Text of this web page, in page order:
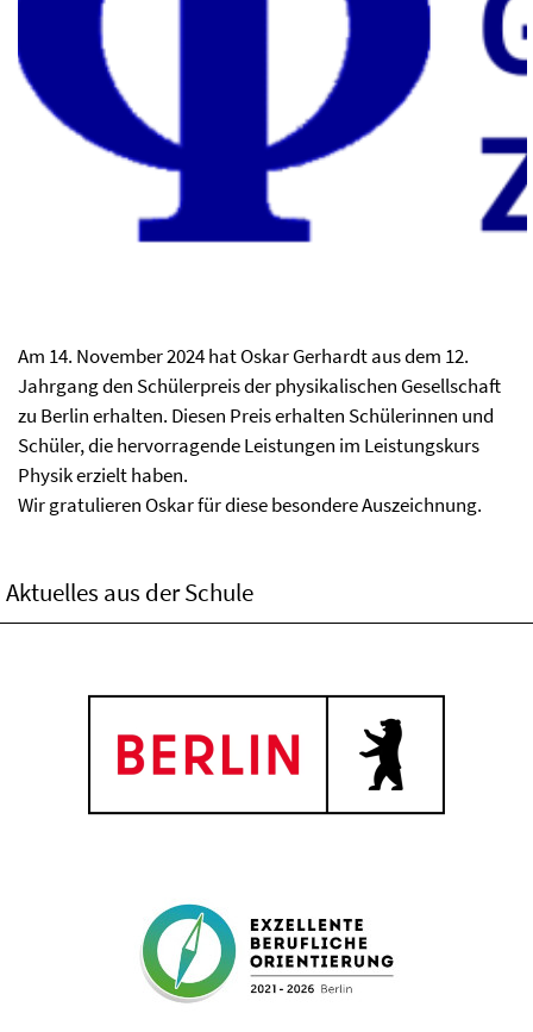
Am 14. November 2024 hat Oskar Gerhardt aus dem 12.
Jahrgang den Schülerpreis der physikalischen Gesellschaft
zu Berlin erhalten. Diesen Preis erhalten Schülerinnen und
Schüler, die hervorragende Leistungen im Leistungskurs
Physik erzielt haben.
Wir gratulieren Oskar für diese besondere Auszeichnung.
Aktuelles aus der Schule